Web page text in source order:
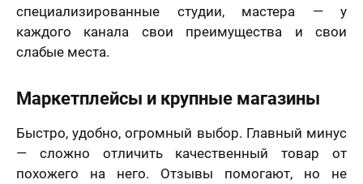
специализированные студии, мастера — у
каждого канала свои преимущества и свои
слабые места.
Маркетплейсы и крупные магазины
Быстро, удобно, огромный выбор. Главный минус
— сложно отличить качественный товар от
похожего на него. Отзывы помогают, но не